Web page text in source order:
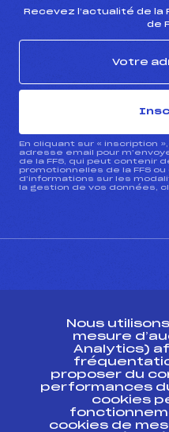
Recevez l’actualité de la
de
En cliquant sur « inscription
adresse email pour
de la FFS, qui peut contenir
promotionnelles de la FFS
d’informations sur les
la gestion de vos données,
Ressources
Pass’Neige
Projet sportif
Projet de
Nous
mesure
Analytics)
proposer du
performances
cookies
cookies de